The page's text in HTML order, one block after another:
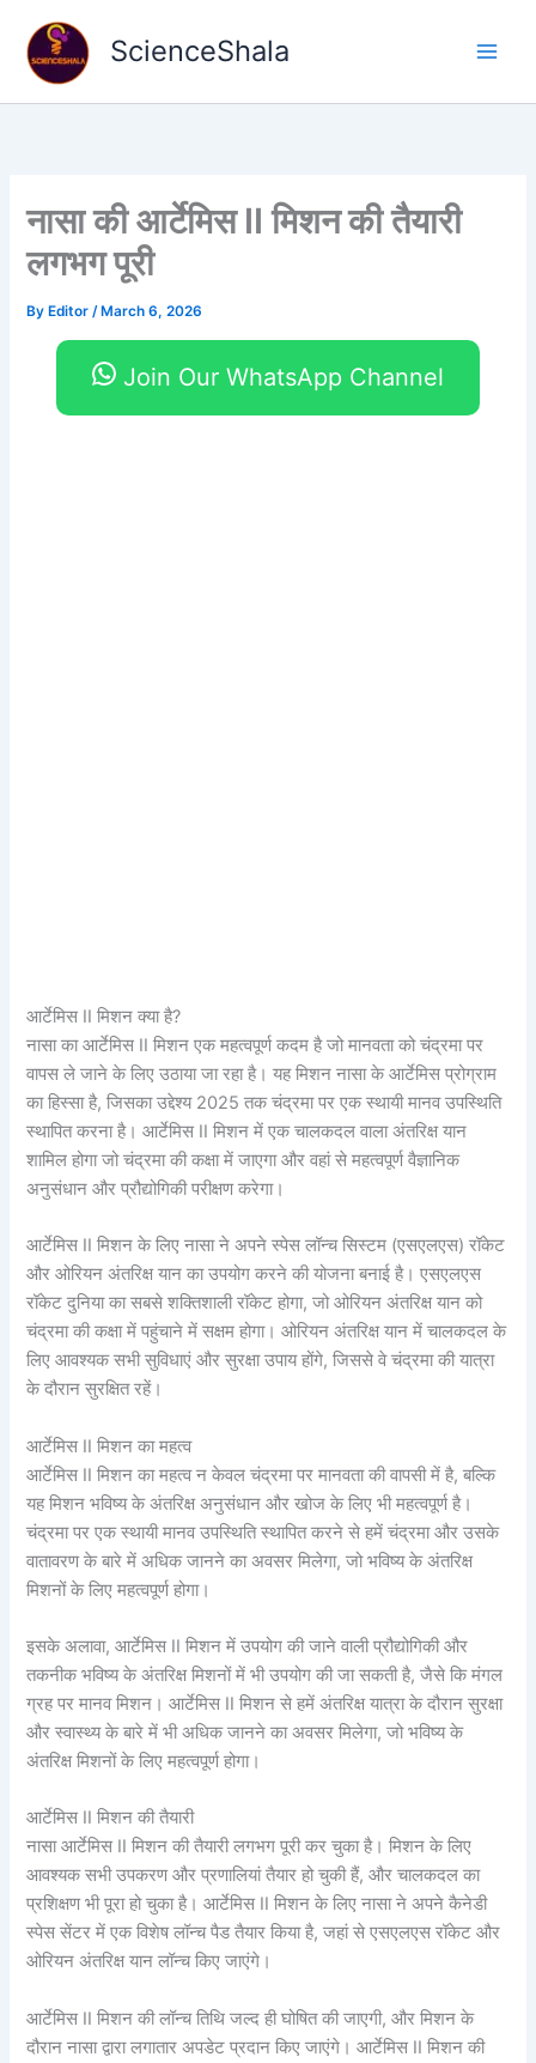
content
ScienceShala
नासा की आर्टेमिस II मिशन की तैयारी
लगभग पूरी
By Editor/ March 6, 2026
Join Our WhatsApp Channel
आर्टेमिस II मिशन क्या है?
नासा का आर्टेमिस II मिशन एक महत्वपूर्ण कदम है जो मानवता को चंद्रमा पर
वापस ले जाने के लिए उठाया जा रहा है। यह मिशन नासा के आर्टेमिस प्रोग्राम
का हिस्सा है, जिसका उद्देश्य 2025 तक चंद्रमा पर एक स्थायी मानव उपस्थिति
स्थापित करना है। आर्टेमिस II मिशन में एक चालकदल वाला अंतरिक्ष यान
शामिल होगा जो चंद्रमा की कक्षा में जाएगा और वहां से महत्वपूर्ण वैज्ञानिक
अनुसंधान और प्रौद्योगिकी परीक्षण करेगा।
आर्टेमिस II मिशन के लिए नासा ने अपने स्पेस लॉन्च सिस्टम (एसएलएस) रॉकेट
और ओरियन अंतरिक्ष यान का उपयोग करने की योजना बनाई है। एसएलएस
रॉकेट दुनिया का सबसे शक्तिशाली रॉकेट होगा, जो ओरियन अंतरिक्ष यान को
चंद्रमा की कक्षा में पहुंचाने में सक्षम होगा। ओरियन अंतरिक्ष यान में चालकदल के
लिए आवश्यक सभी सुविधाएं और सुरक्षा उपाय होंगे, जिससे वे चंद्रमा की यात्रा
के दौरान सुरक्षित रहें।
आर्टेमिस II मिशन का महत्व
आर्टेमिस II मिशन का महत्व न केवल चंद्रमा पर मानवता की वापसी में है, बल्कि
यह मिशन भविष्य के अंतरिक्ष अनुसंधान और खोज के लिए भी महत्वपूर्ण है।
चंद्रमा पर एक स्थायी मानव उपस्थिति स्थापित करने से हमें चंद्रमा और उसके
वातावरण के बारे में अधिक जानने का अवसर मिलेगा, जो भविष्य के अंतरिक्ष
मिशनों के लिए महत्वपूर्ण होगा।
इसके अलावा, आर्टेमिस II मिशन में उपयोग की जाने वाली प्रौद्योगिकी और
तकनीक भविष्य के अंतरिक्ष मिशनों में भी उपयोग की जा सकती है, जैसे कि मंगल
ग्रह पर मानव मिशन। आर्टेमिस II मिशन से हमें अंतरिक्ष यात्रा के दौरान सुरक्षा
और स्वास्थ्य के बारे में भी अधिक जानने का अवसर मिलेगा, जो भविष्य के
अंतरिक्ष मिशनों के लिए महत्वपूर्ण होगा।
आर्टेमिस II मिशन की तैयारी
नासा आर्टेमिस II मिशन की तैयारी लगभग पूरी कर चुका है। मिशन के लिए
आवश्यक सभी उपकरण और प्रणालियां तैयार हो चुकी हैं, और चालकदल का
प्रशिक्षण भी पूरा हो चुका है। आर्टेमिस II मिशन के लिए नासा ने अपने कैनेडी
स्पेस सेंटर में एक विशेष लॉन्च पैड तैयार किया है, जहां से एसएलएस रॉकेट और
ओरियन अंतरिक्ष यान लॉन्च किए जाएंगे।
आर्टेमिस II मिशन की लॉन्च तिथि जल्द ही घोषित की जाएगी, और मिशन के
दौरान नासा द्वारा लगातार अपडेट प्रदान किए जाएंगे। आर्टेमिस II मिशन की